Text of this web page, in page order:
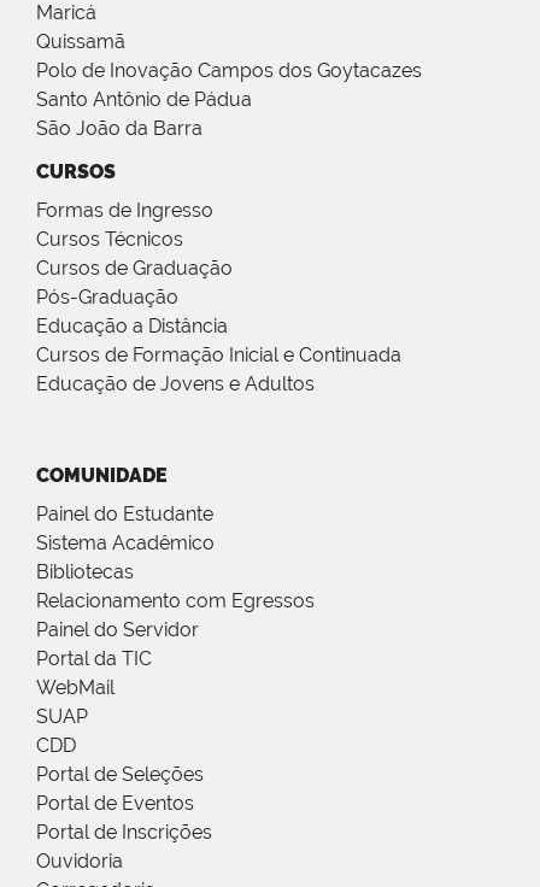
Maricá
Quissamã
Polo de Inovação Campos dos Goytacazes
Santo Antônio de Pádua
São João da Barra
CURSOS
Formas de Ingresso
Cursos Técnicos
Cursos de Graduação
Pós-Graduação
Educação a Distância
Cursos de Formação Inicial e Continuada
Educação de Jovens e Adultos
COMUNIDADE
Painel do Estudante
Sistema Acadêmico
Bibliotecas
Relacionamento com Egressos
Painel do Servidor
Portal da TIC
WebMail
SUAP
CDD
Portal de Seleções
Portal de Eventos
Portal de Inscrições
Ouvidoria